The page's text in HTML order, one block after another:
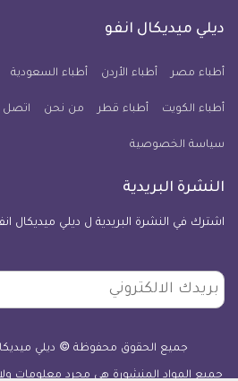
فيسبوكتويتر
يوتيوب
معلومة
للآيفون
ديلي ميديكال انفو
أطباء مصر أطباء الأردن أطباء السعودية
أطباء الكويت أطباء قطر من نحن اتصل
سياسة الخصوصية
النشرة البريدية
اشترك في النشرة البريدية ل ديلي ميديكال
بريدك
الالكتروني
جميع الحقوق محفوظة © ديلي ميديكال انفو
جميع المواد المنشورة هي مجرد معلومات